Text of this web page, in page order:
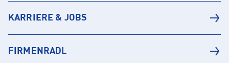
KARRIERE & JOBS
FIRMENRADL